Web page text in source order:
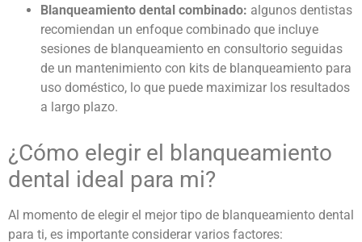
Blanqueamiento dental combinado: algunos dentistas
recomiendan un enfoque combinado que incluye
sesiones de blanqueamiento en consultorio seguidas
de un mantenimiento con kits de blanqueamiento para
uso doméstico, lo que puede maximizar los resultados
a largo plazo.
¿Cómo elegir el blanqueamiento
dental ideal para mi?
Al momento de elegir el mejor tipo de blanqueamiento dental
para ti, es importante considerar varios factores: